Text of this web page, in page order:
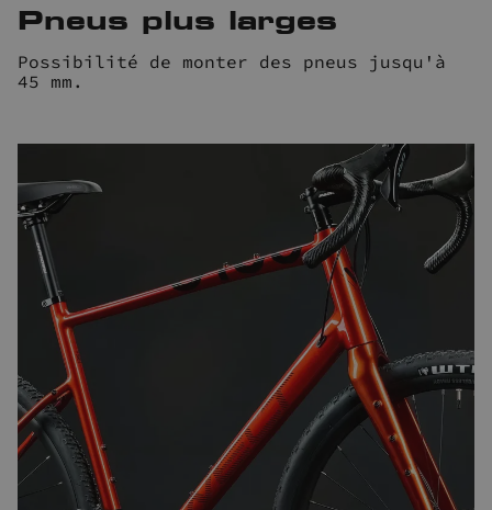
Pneus plus larges
Possibilité de monter des pneus jusqu'à
45 mm.